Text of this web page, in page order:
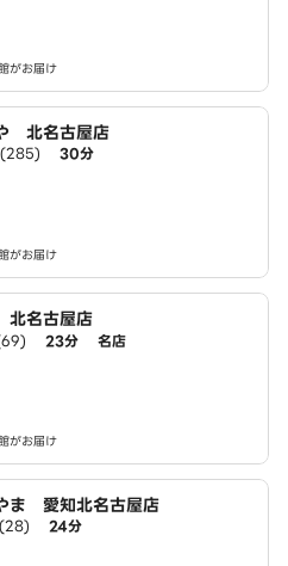
がお届け
北名古屋店
(285) 30分
がお届け
名古屋店
23分 名店
がお届け
ま 愛知北名古屋店
(28) 24分